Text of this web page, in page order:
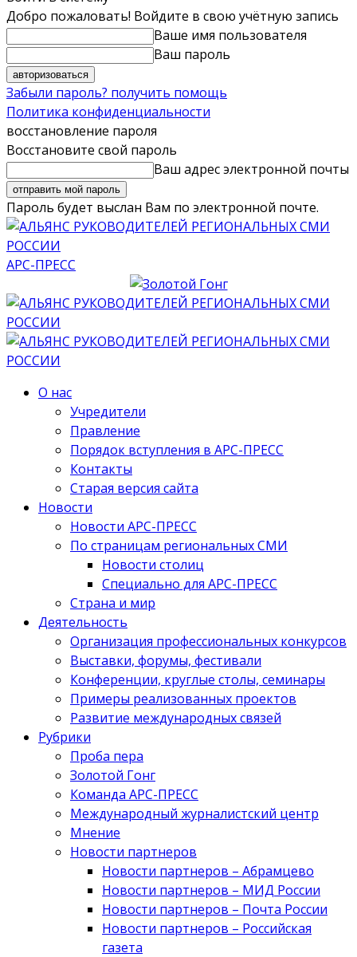
Добро пожаловать! Войдите в свою учётную запись
Ваше имя пользователя
Ваш пароль
Забыли пароль? получить помощь
Политика конфиденциальности
восстановление пароля
Восстановите свой пароль
Ваш адрес электронной почты
Пароль будет выслан Вам по электронной почте.
АРС-ПРЕСС
О нас
Учредители
Правление
Порядок вступления в АРС-ПРЕСС
Контакты
Старая версия сайта
Новости
Новости АРС-ПРЕСС
По страницам региональных СМИ
Новости столиц
Специально для АРС-ПРЕСС
Страна и мир
Деятельность
Организация профессиональных конкурсов
Выставки, форумы, фестивали
Конференции, круглые столы, семинары
Примеры реализованных проектов
Развитие международных связей
Рубрики
Проба пера
Золотой Гонг
Команда АРС-ПРЕСС
Международный журналистский центр
Мнение
Новости партнеров
Новости партнеров – Абрамцево
Новости партнеров – МИД России
Новости партнеров – Почта России
Новости партнеров – Российская
газета